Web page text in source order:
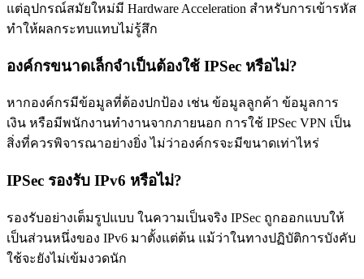
แต่อุปกรณ์สมัยใหม่มี Hardware Acceleration สำหรับการเข้ารหัส
ทำให้ผลกระทบแทบไม่รู้สึก
องค์กรขนาดเล็กจำเป็นต้องใช้ IPSec หรือไม่?
หากองค์กรมีข้อมูลที่ต้องปกป้อง เช่น ข้อมูลลูกค้า ข้อมูลการ
เงิน หรือมีพนักงานทำงานจากภายนอก การใช้ IPSec VPN เป็น
สิ่งที่ควรพิจารณาอย่างยิ่ง ไม่ว่าองค์กรจะมีขนาดเท่าไหร่
IPSec รองรับ IPv6 หรือไม่?
รองรับอย่างเต็มรูปแบบ ในความเป็นจริง IPSec ถูกออกแบบให้
เป็นส่วนหนึ่งของ IPv6 มาตั้งแต่ต้น แม้ว่าในทางปฏิบัติการบังคับ
ใช้จะยังไม่เข้มงวดนัก